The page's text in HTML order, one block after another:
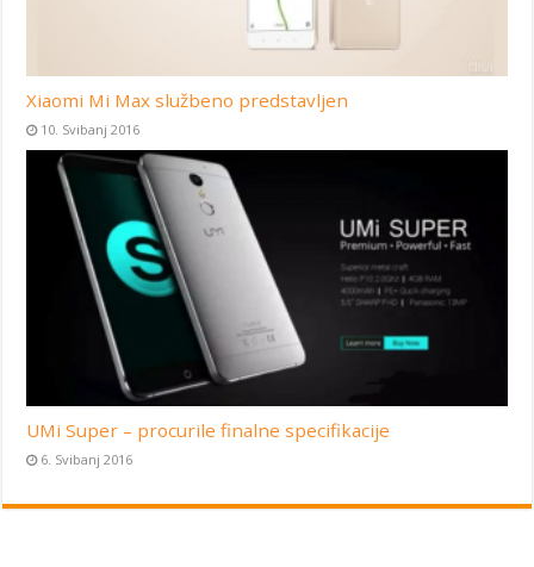
Xiaomi Mi Max službeno predstavljen
10. Svibanj 2016
UMi Super – procurile finalne specifikacije
6. Svibanj 2016